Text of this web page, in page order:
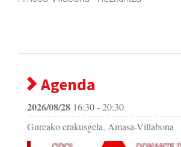
Agenda
2026/08/28 16:30 - 20:30
Gureako erakusgela, Amasa-Villabona